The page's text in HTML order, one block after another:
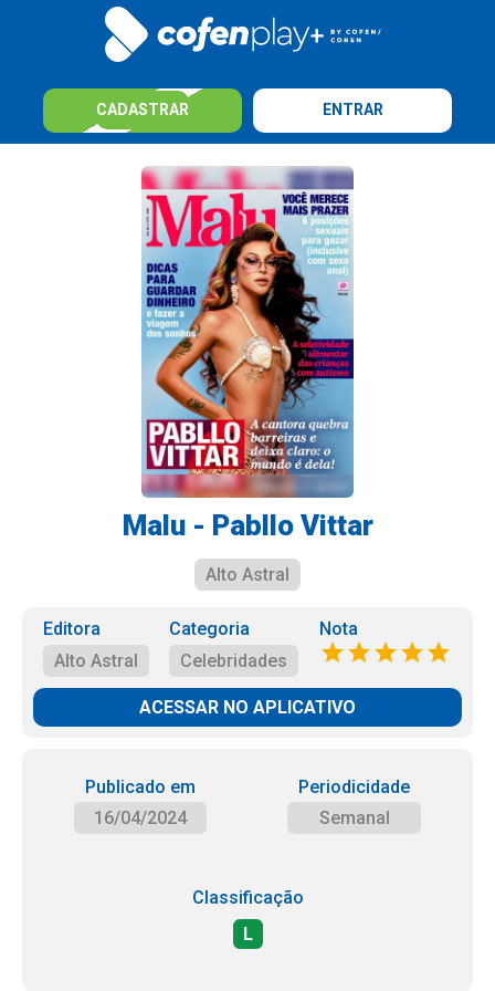
CADASTRAR ENTRAR
Malu - Pabllo Vittar
Alto Astral
Editora
Alto Astral
Categoria
Celebridades
Nota
ACESSAR NO APLICATIVO
Publicado em
16/04/2024
Periodicidade
Semanal
Classificação
L